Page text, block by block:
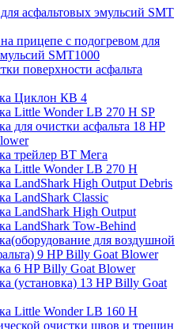
асфальтовых эмульсий SMT
прицепе с подогревом для
SMT1000
поверхности асфальта
Циклон КВ 4
Little Wonder LB 270 H SP
для очистки асфальта 18 HP
трейлер ВТ Мега
Little Wonder LB 270 H
LandShark High Оutput Debris
LandShark Classic
LandShark High Output
LandShark Tow-Behind
для воздушной
9 HP Billy Goat Blower
6 HP Billy Goat Blower
(установка) 13 HP Billy Goat
Little Wonder LB 160 H
очистки швов и трещин